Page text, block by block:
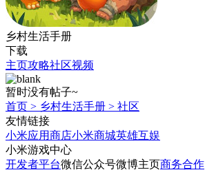
乡村生活手册
下载
主页攻略社区视频
暂时没有帖子~
首页 > 乡村生活手册 > 社区
友情链接
小米应用商店小米商城英雄互娱
小米游戏中心
开发者平台微信公众号微博主页商务合作